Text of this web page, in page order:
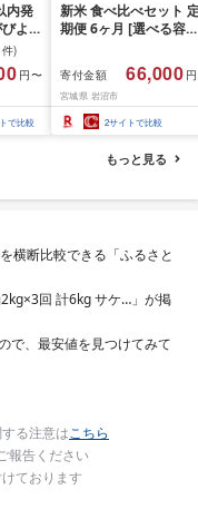
内発
より
件)
円〜
で比較
新米 食べ比べセット
期便 6ヶ月 [選べる容
ん つきあかり つや姫
じのきらめき だて正夢
ひとめぼれ ササニシキ
セット 銘柄米 味比べ
リエーション お楽しみ
食味 毎日の食卓 毎月
わる 色々試せる 志賀
寄付金額 66,000
宮城県 岩沼市
2サイトで比較
もっと見る
横断比較できる「ふるさと
回 計6kg サケ…」が掲
で、最安値を見つけてみて
る注意はこちら
報告ください
ております